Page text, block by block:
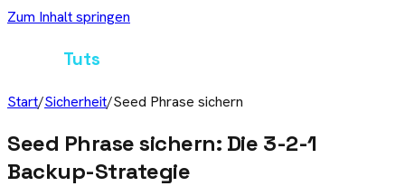
Zum Inhalt springen
Tuts
Start/Sicherheit/Seed Phrase sichern
Seed Phrase sichern: Die 3-2-1
Backup-Strategie